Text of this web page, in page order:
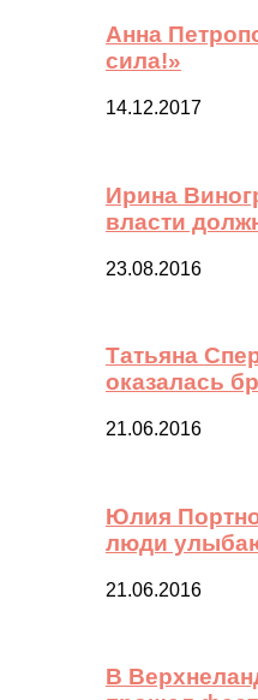
Анна
сила!»
14.12.2017
Ирина
власти
23.08.2016
Татьяна
оказалась
21.06.2016
Юлия
люди
21.06.2016
В